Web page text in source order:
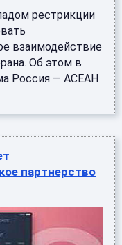
рестрикции
взаимодействие
Об этом в
Россия — АСЕАН
партнерство